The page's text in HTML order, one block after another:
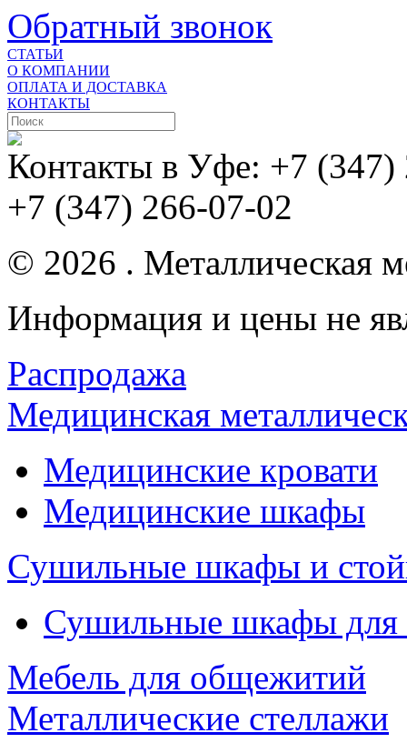
Обратный звонок
СТАТЬИ
О КОМПАНИИ
ОПЛАТА И ДОСТАВКА
КОНТАКТЫ
Контакты в Уфе: +7 (347)
+7 (347) 266-07-02
© 2026 . Металлическая
Информация и цены не
Распродажа
Медицинская
Медицинские кровати
Медицинские шкафы
Сушильные шкафы и
Сушильные шкафы
Мебель для общежитий
Металлические стеллажи